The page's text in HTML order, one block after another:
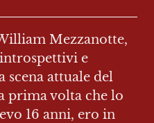
Mezzanotte,
e
scena attuale del
prima volta che lo
16 anni, ero in